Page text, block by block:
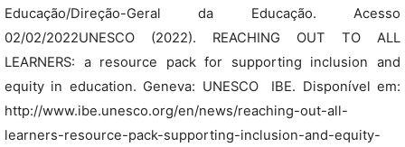
Educação/Direção-Geral da Educação. Acesso
02/02/2022UNESCO (2022). REACHING OUT TO ALL
LEARNERS: a resource pack for supporting inclusion and
equity in education. Geneva: UNESCO  IBE. Disponível em:
http://www.ibe.unesco.org/en/news/reaching-out-all-
learners-resource-pack-supporting-inclusion-and-equity-